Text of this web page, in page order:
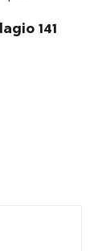
141